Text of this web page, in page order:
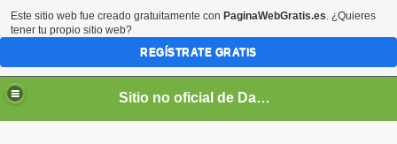
Sitio no oficial de Daniel Melero
Este sitio web fue creado gratuitamente con PaginaWebGratis.es. ¿Quieres
tener tu propio sitio web?
REGÍSTRATE GRATIS